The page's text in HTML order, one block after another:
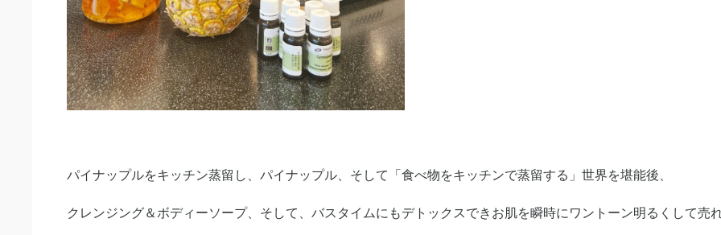
パイナップルをキッチン蒸留し、パイナップル、そして「食べ物をキッチンで蒸留する」世界を堪能後、
クレンジング＆ボディーソープ、そして、バスタイムにもデトックスできお肌を瞬時にワントーン明るくして売